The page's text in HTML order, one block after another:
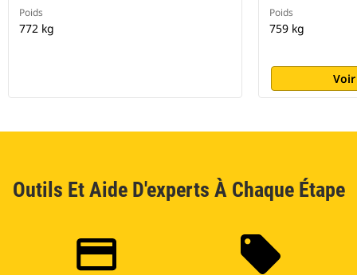
Poids
772 kg
Poids
759 kg
Outils Et Aide D'experts À Chaque Étape